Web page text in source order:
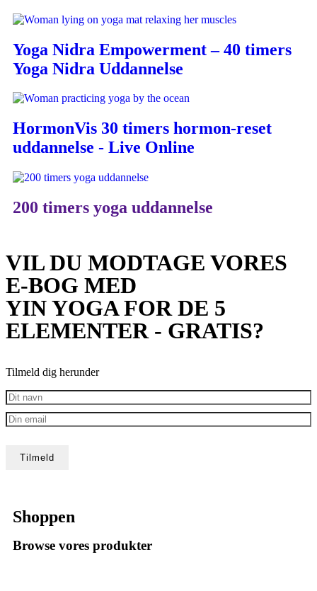
Yoga Nidra Empowerment – 40 timers
Yoga Nidra Uddannelse
HormonVis 30 timers hormon-reset
uddannelse - Live Online
200 timers yoga uddannelse
VIL DU MODTAGE VORES
E-BOG MED
YIN YOGA FOR DE 5
ELEMENTER - GRATIS?
Tilmeld dig herunder
Shoppen
Browse vores produkter